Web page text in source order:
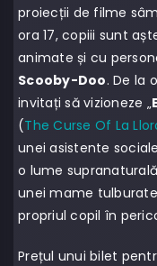
proiecții de filme
ora 17, copiii sunt
animate și cu
Scooby-Doo. De la
invitați să vizioneze „
(The Curse Of La
unei asistente
o lume
unei mame
propriul copil în
Prețul unui bilet